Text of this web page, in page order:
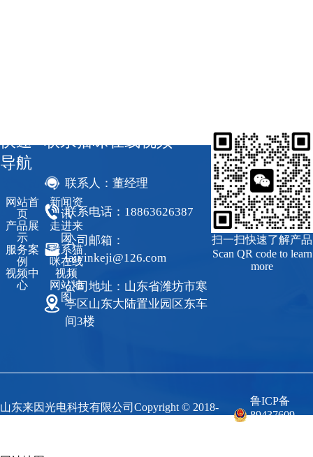
快速
导航
网站首
页
产品展
示
服务案
例
视频中
心
新闻资
讯
走进来
因
联系猫
咪在线
视频
网站地
图
联系猫咪在线视频
联系人：董经理
联系电话：18863626387
公司邮箱：
laiyinkeji@126.com
公司地址：山东省潍坊市寒
亭区山东大陆置业园区东车
间3楼
扫一扫快速了解产品
Scan QR code to learn
more
山东来因光电科技有限公司Copyright © 2018-
鲁ICP备
89437609